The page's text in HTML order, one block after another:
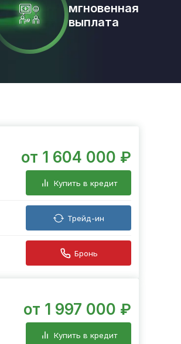
мгновенная
выплата
от 1 604 000 ₽
Купить в кредит
Трейд-ин
Бронь
от 1 997 000 ₽
Купить в кредит